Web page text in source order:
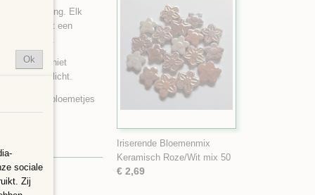
uitstraling. Elk
met een
afwerking.
ze zijn niet
tegen zonlicht.
18 bloemetjes
Iriserende Bloemenmix
Keramisch Roze/Wit mix 50
€ 2,69
Ok
sociale
Zij